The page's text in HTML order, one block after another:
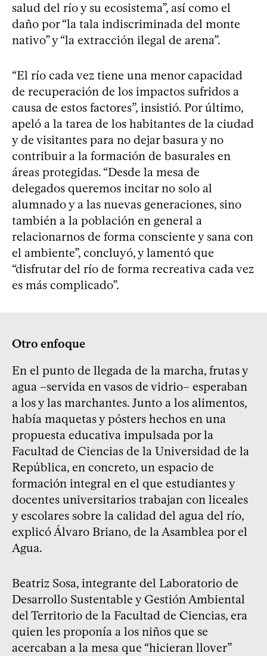
salud del río y su ecosistema”, así como el
daño por “la tala indiscriminada del monte
nativo” y “la extracción ilegal de arena”.
“El río cada vez tiene una menor capacidad
de recuperación de los impactos sufridos a
causa de estos factores”, insistió. Por último,
apeló a la tarea de los habitantes de la ciudad
y de visitantes para no dejar basura y no
contribuir a la formación de basurales en
áreas protegidas. “Desde la mesa de
delegados queremos incitar no solo al
alumnado y a las nuevas generaciones, sino
también a la población en general a
relacionarnos de forma consciente y sana con
el ambiente”, concluyó, y lamentó que
“disfrutar del río de forma recreativa cada vez
es más complicado”.
Otro enfoque
En el punto de llegada de la marcha, frutas y
agua –servida en vasos de vidrio– esperaban
a los y las marchantes. Junto a los alimentos,
había maquetas y pósters hechos en una
propuesta educativa impulsada por la
Facultad de Ciencias de la Universidad de la
República, en concreto, un espacio de
formación integral en el que estudiantes y
docentes universitarios trabajan con liceales
y escolares sobre la calidad del agua del río,
explicó Álvaro Briano, de la Asamblea por el
Agua.
Beatriz Sosa, integrante del Laboratorio de
Desarrollo Sustentable y Gestión Ambiental
del Territorio de la Facultad de Ciencias, era
quien les proponía a los niños que se
acercaban a la mesa que “hicieran llover”